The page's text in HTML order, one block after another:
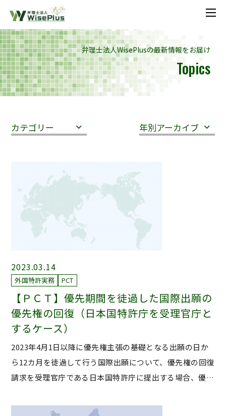
メニ
弁理士法人WisePlusの最新情報をお届け
Topics
カテゴリー 年別アーカイブ
2023.03.14
外国特許実務 PCT
【ＰＣＴ】優先期間を徒過した国際出願の
優先権の回復（日本国特許庁を受理官庁と
するケース）
2023年4月1日以降に優先権主張の基礎となる出願の日か
ら12カ月を徒過して行う国際出願について、優先権の回復
請求を受理官庁である日本国特許庁に提出する場合、優…